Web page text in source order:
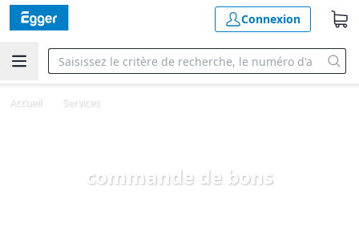
Connexion
Accueil Services
commande de bons